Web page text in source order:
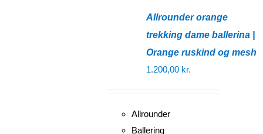
Allrounder orange
trekking dame ballerina |
Orange ruskind og mesh
1.200,00 kr.
Allrounder
Ballering